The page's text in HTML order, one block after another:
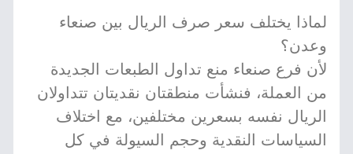
لماذا يختلف سعر صرف الريال بين صنعاء
وعدن؟
لأن فرع صنعاء منع تداول الطبعات الجديدة
من العملة، فنشأت منطقتان نقديتان تتداولان
الريال نفسه بسعرين مختلفين، مع اختلاف
السياسات النقدية وحجم السيولة في كل